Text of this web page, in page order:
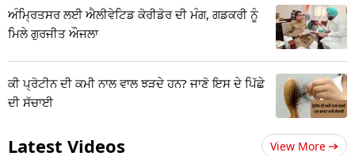
ਅੰਮ੍ਰਿਤਸਰ ਲਈ ਐਲੀਵੇਟਿਡ ਕੋਰੀਡੋਰ ਦੀ ਮੰਗ, ਗਡਕਰੀ ਨੂੰ
ਮਿਲੇ ਗੁਰਜੀਤ ਔਜਲਾ
ਕੀ ਪ੍ਰੋਟੀਨ ਦੀ ਕਮੀ ਨਾਲ ਵਾਲ ਝੜਦੇ ਹਨ? ਜਾਣੋ ਇਸ ਦੇ ਪਿੱਛੇ
ਦੀ ਸੱਚਾਈ
Latest Videos View More